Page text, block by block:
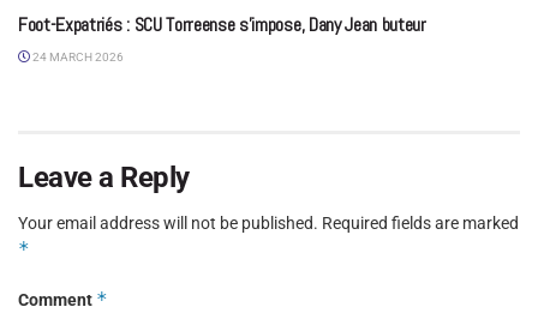
Foot-Expatriés : SCU Torreense s’impose, Dany Jean buteur
24 MARCH 2026
Leave a Reply
Your email address will not be published. Required fields are marked
*
Comment *